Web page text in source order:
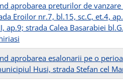
aprobarea preturilor de
Eroilor nr.7, bl.15, sc.C, et.4,
ap.9; strada Calea Basarabiei
aprobarea esalonarii pe o
Husi, strada Stefan cel